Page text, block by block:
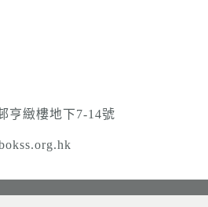
亨緻樓地下7-14號